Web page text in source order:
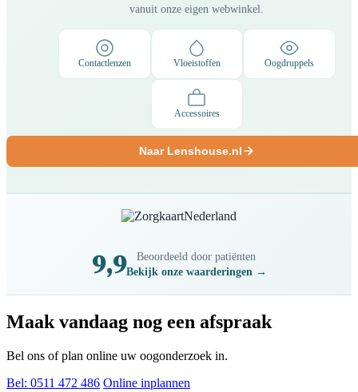
vanuit onze eigen webwinkel.
Contactlenzen Vloeistoffen Oogdruppels
Accessoires
Naar Lenshouse.nl
9,9
Beoordeeld door patiënten
Bekijk onze waarderingen →
Maak vandaag nog een afspraak
Bel ons of plan online uw oogonderzoek in.
Bel: 0511 472 486 Online inplannen